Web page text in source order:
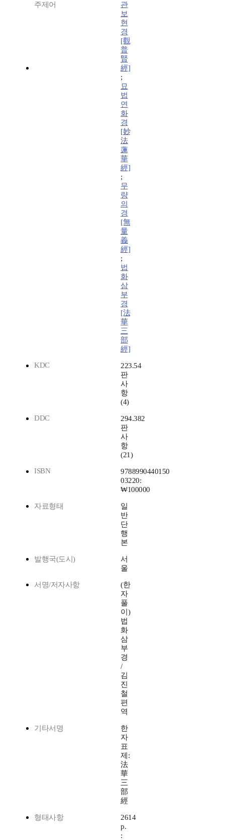
주제어
관
보
현
경
[觀
普
賢
經]
;
묘
법
연
화
경
[妙
法
蓮
華
經]
;
무
량
의
경
[無
量
義
經]
;
법
화
삼
부
경
[法
華
三
部
經]
KDC
223.54
판
사
항
(4)
DDC
294.382
판
사
항
(21)
ISBN
9788990440150
03220:
₩100000
자료형태
일
반
단
행
본
발행국(도시)
서
울
서명/저자사항
(한
자
풀
이)
법
화
삼
부
경
/
김
진
철
편
역
기타서명
한
자
표
제:
法
華
三
部
經
형태사항
2614
p.
: